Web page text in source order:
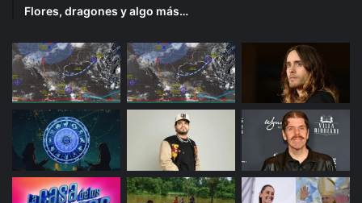
Flores, dragones y algo más…